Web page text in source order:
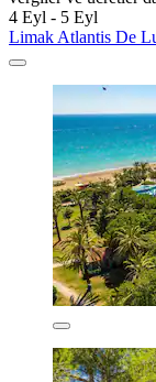
4 Eyl - 5 Eyl
Limak Atlantis De